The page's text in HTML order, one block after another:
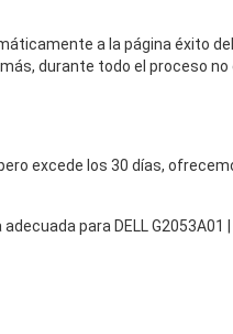
a la página éxito
durante todo el proceso
excede los 30 días,
para DELL